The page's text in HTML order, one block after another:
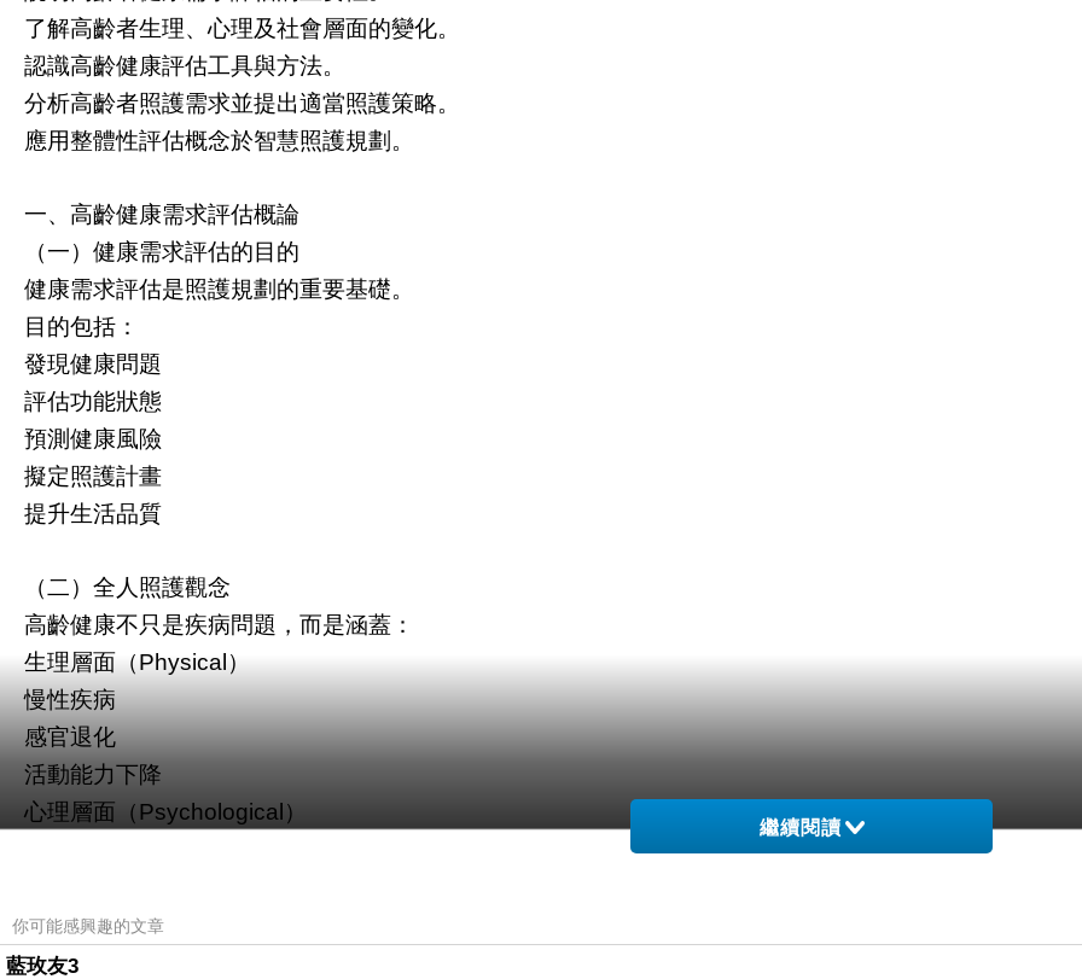
了解高齡者生理、心理及社會層面的變化。
認識高齡健康評估工具與方法。
分析高齡者照護需求並提出適當照護策略。
應用整體性評估概念於智慧照護規劃。
一、高齡健康需求評估概論
（一）健康需求評估的目的
健康需求評估是照護規劃的重要基礎。
目的包括：
發現健康問題
評估功能狀態
預測健康風險
擬定照護計畫
提升生活品質
（二）全人照護觀念
高齡健康不只是疾病問題，而是涵蓋：
生理層面（Physical ）
慢性疾病
感官退化
活動能力下降
心理層面（Psychological ）
認知功能退化
社會層面（
繼續閱讀
你可能感興趣的文章
藍玫友3